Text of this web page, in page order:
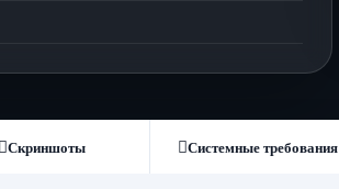
Скриншоты Системные требования